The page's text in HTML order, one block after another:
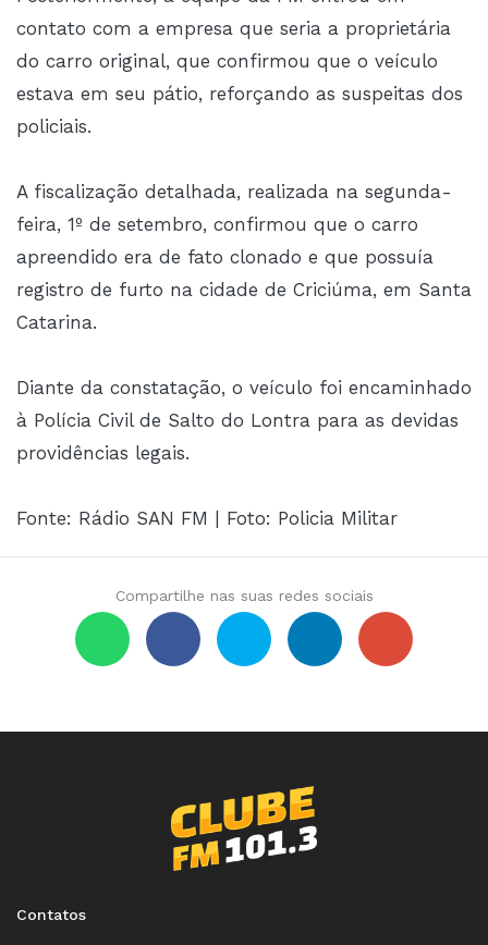
contato com a empresa que seria a proprietária
do carro original, que confirmou que o veículo
estava em seu pátio, reforçando as suspeitas dos
policiais.
A fiscalização detalhada, realizada na segunda-
feira, 1º de setembro, confirmou que o carro
apreendido era de fato clonado e que possuía
registro de furto na cidade de Criciúma, em Santa
Catarina.
Diante da constatação, o veículo foi encaminhado
à Polícia Civil de Salto do Lontra para as devidas
providências legais.
Fonte: Rádio SAN FM | Foto: Policia Militar
Compartilhe nas suas redes sociais
Contatos